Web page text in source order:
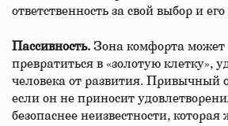
ответственность за свой выбор и
Пассивность. Зона комфорта может
превратиться в «золотую клетку»,
человека от развития. Привычный
если он не приносит
безопаснее неизвестности,